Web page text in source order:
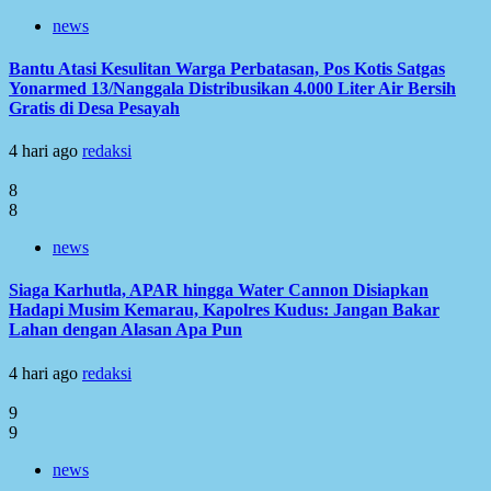
news
Bantu Atasi Kesulitan Warga Perbatasan, Pos Kotis Satgas
Yonarmed 13/Nanggala Distribusikan 4.000 Liter Air Bersih
Gratis di Desa Pesayah
4 hari ago redaksi
8
8
news
Siaga Karhutla, APAR hingga Water Cannon Disiapkan
Hadapi Musim Kemarau, Kapolres Kudus: Jangan Bakar
Lahan dengan Alasan Apa Pun
4 hari ago redaksi
9
9
news